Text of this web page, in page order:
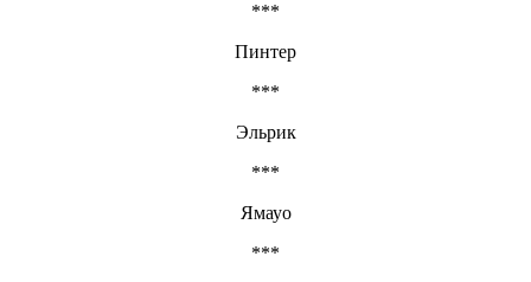
***
Пинтер
***
Эльрик
***
Ямауо
***